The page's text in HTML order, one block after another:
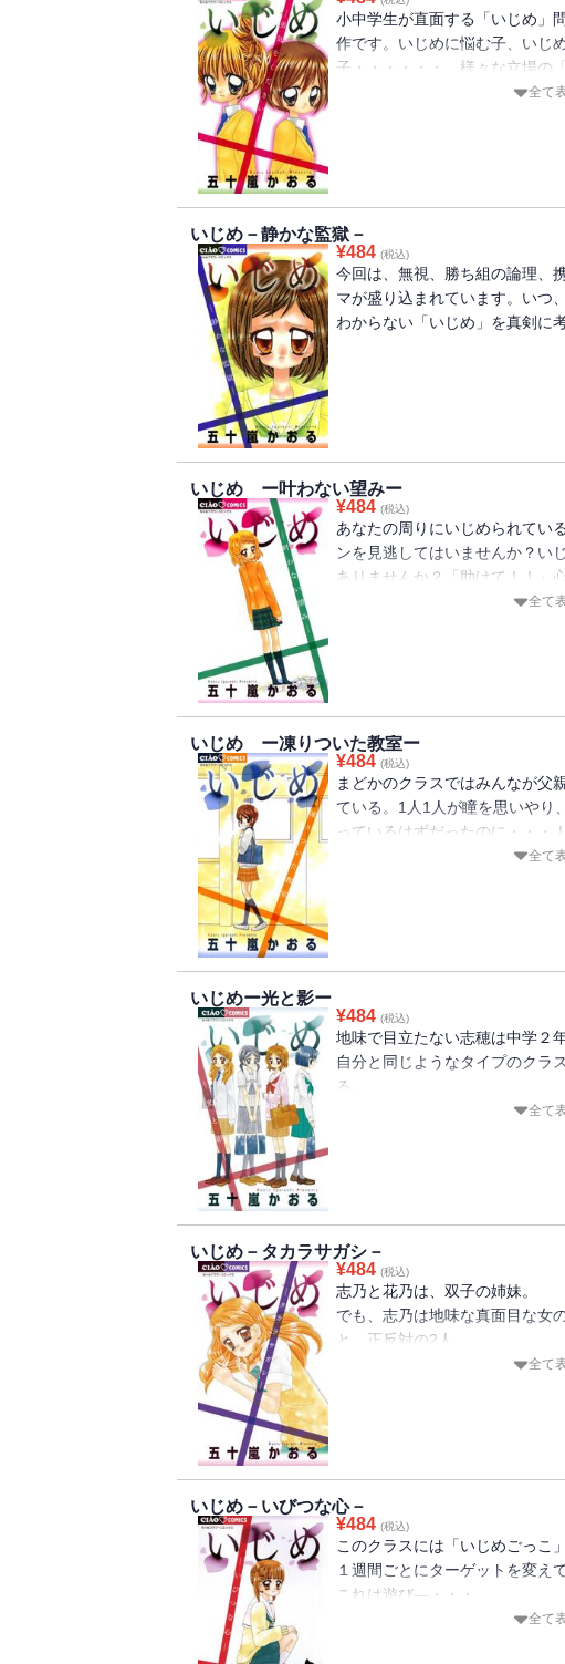
小中学生が直面する「いじめ」
作です。いじめに悩む子、いじ
子・・・・・・。様々な立場の
いつ、どこで当事者になってし
全て
いじめ－静かな監獄－
¥484 (税込)
今回は、無視、勝ち組の論理、
マが盛り込まれています。いつ
わからない「いじめ」を真剣に
いじめ ー叶わない望みー
¥484 (税込)
あなたの周りにいじめられてい
ンを見逃してはいませんか？い
ありませんか？「助けて！！」
さい。あなたのまわりでもう二
全て
いじめ ー凍りついた教室ー
¥484 (税込)
まどかのクラスではみんなが父
ている。1人1人が瞳を思いやり
っているはずだったのに・・・
いた教室」のほか、「友情の証
全て
いじめー光と影ー
¥484 (税込)
地味で目立たない志穂は中学２年
自分と同じようなタイプのクラ
る。
そう、志穂は仁科さんに憧れて
そんななか、志穂は仁科さんと
一緒に遊びに行こうと誘われる。
穂。
しかし、仁科さんのグループが
り・・・・・・!？
全て
いじめ－タカラサガシ－
¥484 (税込)
志乃と花乃は、双子の姉妹。
でも、志乃は地味な真面目な女
と、正反対の2人。
ほか、５６ページの長編読みき
記事、描きおろしまんがも載っ
全て
いじめ－いびつな心－
¥484 (税込)
このクラスには「いじめごっこ
１週間ごとにターゲットを変え
これは遊び―・・・。
そう自分に言い聞かせてきたけ
全て